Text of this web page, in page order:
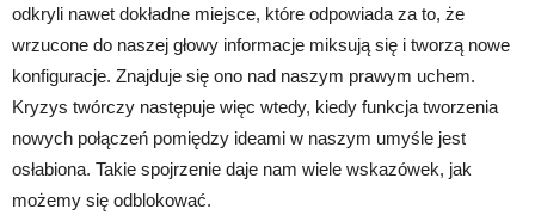
odkryli nawet dokładne miejsce, które odpowiada za to, że
wrzucone do naszej głowy informacje miksują się i tworzą nowe
konfiguracje. Znajduje się ono nad naszym prawym uchem.
Kryzys twórczy następuje więc wtedy, kiedy funkcja tworzenia
nowych połączeń pomiędzy ideami w naszym umyśle jest
osłabiona. Takie spojrzenie daje nam wiele wskazówek, jak
możemy się odblokować.